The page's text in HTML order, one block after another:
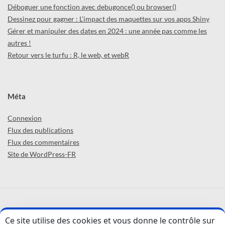
Déboguer une fonction avec debugonce() ou browser()
Dessinez pour gagner : L’impact des maquettes sur vos apps Shiny
Gérer et manipuler des dates en 2024 : une année pas comme les
autres !
Retour vers le turfu : R, le web, et webR
Méta
Connexion
Flux des publications
Flux des commentaires
Site de WordPress-FR
ABCD'R (parThinkR) © 2026 -Confidentialité
Ce site utilise des cookies et vous donne le contrôle sur